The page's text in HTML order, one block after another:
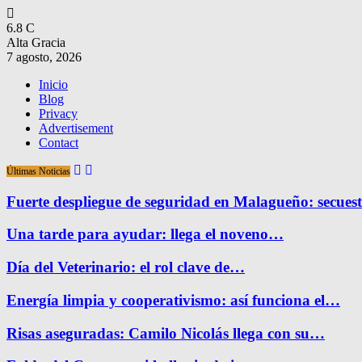
6.8 C
Alta Gracia
7 agosto, 2026
Inicio
Blog
Privacy
Advertisement
Contact
Últimas Noticias
Fuerte despliegue de seguridad en Malagueño:
Una tarde para ayudar: llega el noveno…
Día del Veterinario: el rol clave de…
Energía limpia y cooperativismo: así funciona el…
Risas aseguradas: Camilo Nicolás llega con su…